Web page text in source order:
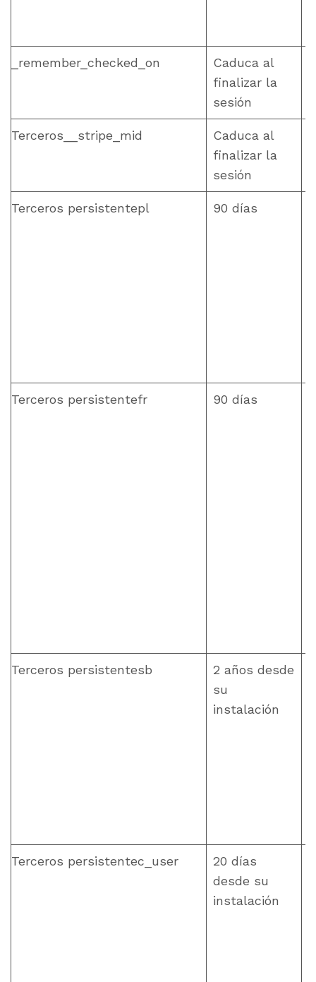
_remember_checked_on
Caduca al
finalizar la
sesión
Terceros__stripe_mid
Caduca al
finalizar la
sesión
Terceros persistentepl 90 días
Terceros persistentefr 90 días
Terceros persistentesb
2 años desde
su
instalación
Terceros persistentec_user
20 días
desde su
instalación